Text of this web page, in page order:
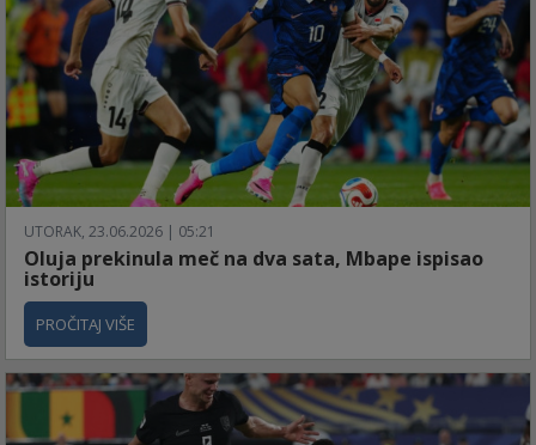
UTORAK, 23.06.2026 | 05:21
Oluja prekinula meč na dva sata, Mbape ispisao
istoriju
PROČITAJ VIŠE